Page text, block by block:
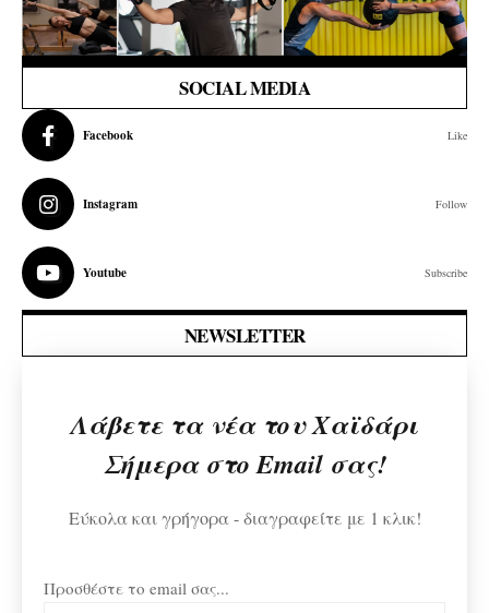
SOCIAL MEDIA
Facebook Like
Instagram Follow
Youtube Subscribe
NEWSLETTER
Λάβετε τα νέα του Χαϊδάρι
Σήμερα στο Email σας!
Εύκολα και γρήγορα - διαγραφείτε με 1 κλικ!
Προσθέστε το email σας...